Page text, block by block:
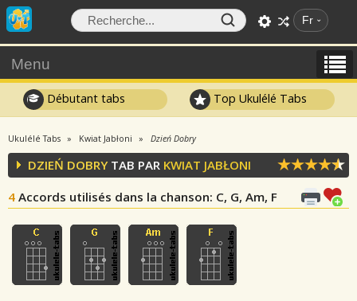
Fr
Menu
Débutant tabs Top Ukulélé Tabs
Ukulélé Tabs Kwiat Jabłoni Dzień Dobry
DZIEŃ DOBRYTAB PAR KWIAT JABŁONI
4 Accords utilisés dans la chanson: C, G, Am, F